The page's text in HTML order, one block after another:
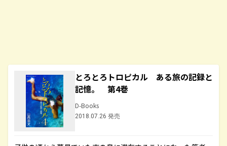
とろとろトロピカル ある旅の記録と
記憶。 第4巻
D-Books
2018.07.26 発売